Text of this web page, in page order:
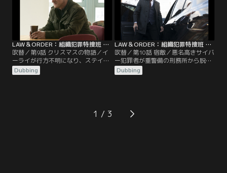
LAW＆ORDER：組織犯罪特捜班 シーズン2 第09話／吹替
吹替／第9話 クリスマスの物語／イ
ーライが行方不明になり、ステイブ
ラーはベンソンと特捜班に捜索の協
力を求める。ウィートリーは自分の
Dubbing
LAW＆ORDER：組織犯罪特捜班 シーズン2 第10話／吹替
吹替／第10話 宿敵／悪名高きサイバ
ー犯罪者が重警備の刑務所から脱獄
し、ステイブラーは思いもよらぬ情
報提供者と手を組むことになる。キ
Dubbing
1